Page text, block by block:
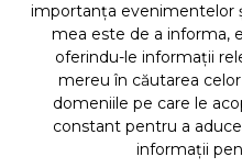
importanța evenimentelor
mea este de a informa,
oferindu-le informații
mereu în căutarea
domeniile pe care le
constant pentru a
informații